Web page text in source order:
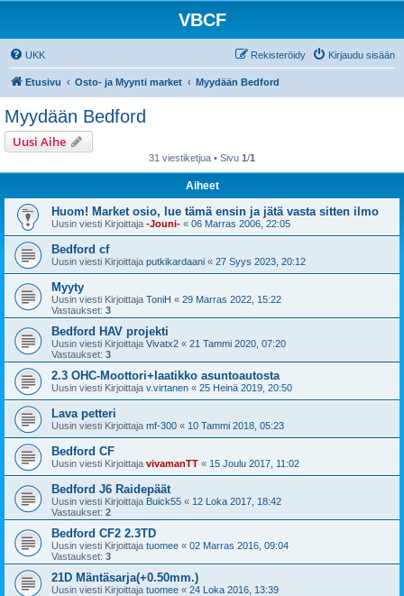
VBCF
UKK Kirjaudu sisään
Rekisteröidy
Etusivu Osto- ja Myynti market Myydään Bedford
Myydään Bedford
Uusi Aihe
31 viestiketjua • Sivu 1/1
Aiheet
Huom! Market osio, lue tämä ensin ja jätä vasta sitten ilmo
Uusin viesti Kirjoittaja -Jouni- « 06 Marras 2006, 22:05
Bedford cf
Uusin viesti Kirjoittaja putkikardaani « 27 Syys 2023, 20:12
Myyty
Uusin viesti Kirjoittaja ToniH « 29 Marras 2022, 15:22
Vastaukset: 3
Bedford HAV projekti
Uusin viesti Kirjoittaja Vivatx2 « 21 Tammi 2020, 07:20
Vastaukset: 3
2.3 OHC-Moottori+laatikko asuntoautosta
Uusin viesti Kirjoittaja v.virtanen « 25 Heinä 2019, 20:50
Lava petteri
Uusin viesti Kirjoittaja mf-300 « 10 Tammi 2018, 05:23
Bedford CF
Uusin viesti Kirjoittaja vivamanTT « 15 Joulu 2017, 11:02
Bedford J6 Raidepäät
Uusin viesti Kirjoittaja Buick55 « 12 Loka 2017, 18:42
Vastaukset: 2
Bedford CF2 2.3TD
Uusin viesti Kirjoittaja tuomee « 02 Marras 2016, 09:04
Vastaukset: 3
21D Mäntäsarja(+0.50mm.)
Uusin viesti Kirjoittaja tuomee « 24 Loka 2016, 13:39